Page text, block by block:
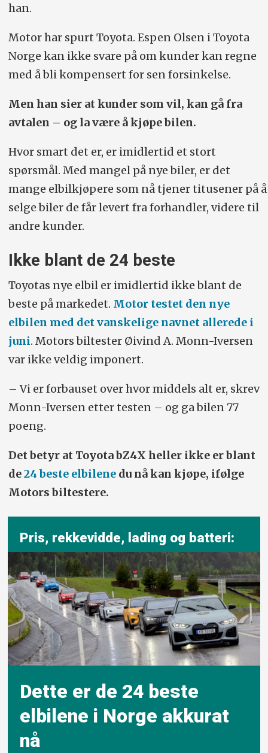
han.
Motor har spurt Toyota. Espen Olsen i Toyota
Norge kan ikke svare på om kunder kan regne
med å bli kompensert for sen forsinkelse.
Men han sier at kunder som vil, kan gå fra
avtalen – og la være å kjøpe bilen.
Hvor smart det er, er imidlertid et stort
spørsmål. Med mangel på nye biler, er det
mange elbilkjøpere som nå tjener titusener på å
selge biler de får levert fra forhandler, videre til
andre kunder.
Ikke blant de 24 beste
Toyotas nye elbil er imidlertid ikke blant de
beste på markedet. Motor testet den nye
elbilen med det vanskelige navnet allerede i
juni. Motors biltester Øivind A. Monn-Iversen
var ikke veldig imponert.
– Vi er forbauset over hvor middels alt er, skrev
Monn-Iversen etter testen – og ga bilen 77
poeng.
Det betyr at Toyota bZ4X heller ikke er blant
de24 beste elbilenedu nå kan kjøpe, ifølge
Motors biltestere.
Pris, rekkevidde, lading og batteri:
Dette er de 24 beste
elbilene i Norge akkurat
nå